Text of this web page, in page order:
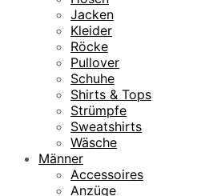
Jacken
Kleider
Röcke
Pullover
Schuhe
Shirts & Tops
Strümpfe
Sweatshirts
Wäsche
Männer
Accessoires
Anzüge